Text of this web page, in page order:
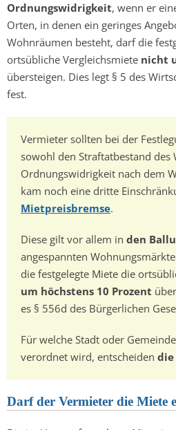
Ordnungswidrigkeit, wenn er
Orten, in denen ein geringes
Wohnräumen besteht, darf die
ortsübliche Vergleichsmiete nicht
übersteigen. Dies legt § 5 des
fest.
Vermieter sollten bei der
sowohl den Straftatbestand des
Ordnungswidrigkeit nach dem
kam noch eine dritte
Mietpreisbremse.
Diese gilt vor allem in den
angespannten
die festgelegte Miete die
um höchstens 10 Prozent
es § 556d des Bürgerlichen
Für welche Stadt oder
verordnet wird, entscheiden die
Darf der Vermieter die Miete